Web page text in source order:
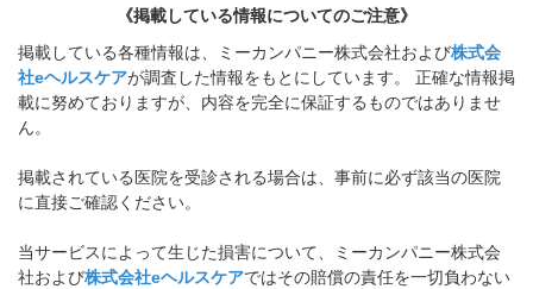
《掲載している情報についてのご注意》
掲載している各種情報は、ミーカンパニー株式会社および株式会
社eヘルスケアが調査した情報をもとにしています。 正確な情報掲
載に努めておりますが、内容を完全に保証するものではありませ
ん。
掲載されている医院を受診される場合は、事前に必ず該当の医院
に直接ご確認ください。
当サービスによって生じた損害について、ミーカンパニー株式会
社および株式会社eヘルスケアではその賠償の責任を一切負わない